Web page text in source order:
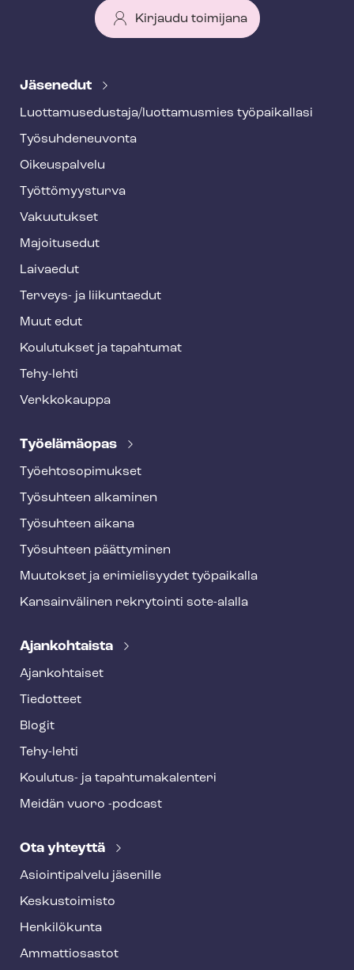
Kirjaudu toimijana
e
f
o
o
t
e
Jäsenedut
Luot­ta­muse­dus­ta­ja/luottamusmies työpaikallasi
Työ­suh­de­neu­von­ta
Oikeuspalvelu
Työt­tö­myys­tur­va
Vakuutukset
Majoitusedut
Laivaedut
Terveys- ja liikuntaedut
Muut edut
Koulutukset ja tapahtumat
Tehy-lehti
Verkkokauppa
Työelämäopas
Työ­eh­to­so­pi­muk­set
Työsuhteen alkaminen
Työsuhteen aikana
Työsuhteen päättyminen
Muutokset ja erimielisyydet työpaikalla
Kansainvälinen rekrytointi sote-alalla
Ajankohtaista
Ajankohtaiset
Tiedotteet
Blogit
Tehy-lehti
Koulutus- ja ta­pah­tu­ma­ka­len­te­ri
Meidän vuoro -podcast
Ota yhteyttä
Asioin­ti­pal­ve­lu jäsenille
Keskustoimisto
Henkilökunta
Ammattiosastot